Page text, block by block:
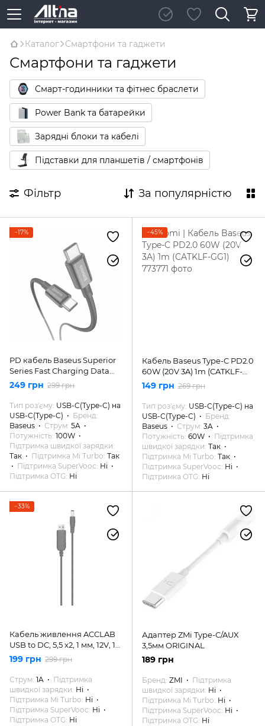
Каталог Смартфони та гаджети
Смартфони та гаджети
Смарт-годинники та фітнес браслети
Power Bank та батарейки
Зарядні блоки та кабелі
Підставки для планшетів / смартфонів
Фільтр За популярністю
−17%
PD кабель Baseus Superior
Series Fast Charging Data
Cable Type-C to Type-C 100W
249 грн 299 грн
Тип роз'єму USB-C(Type-C) на
USB-C(Type-C)
Бренд
Baseus
Струм 5A
Потужність 100W
Підтримка швидкої зарядки
Так
Підтримка Mi Turbo Так
Підтримка SuperVooc Ні
Підтримка OTG Ні
−45%
Кабель Baseus Type-C PD2.0
60W (20V 3A) 1m (CATKLF-
GG1)
149 грн 269 грн
Тип роз'єму USB-C(Type-C) на
USB-C(Type-C)
Бренд
Baseus
Струм 3A
Потужність 60W
Підтримка
швидкої зарядки Так
Підтримка Mi Turbo Так
Підтримка SuperVooc Ні
Підтримка OTG Ні
−33%
Кабель живлення ACCLAB
USB to DC, 5,5 х2, 1 мм, 12V, 1A
Black
199 грн 299 грн
Струм 1A
Підтримка
швидкої зарядки Ні
Підтримка Mi Turbo Ні
Підтримка SuperVooc Ні
Підтримка OTG Ні
Адаптер ZMi Type-C/AUX
3,5мм ORIGINAL
189 грн
Бренд ZMI
Підтримка
швидкої зарядки Ні
Підтримка Mi Turbo Ні
Підтримка SuperVooc Ні
Підтримка OTG Ні